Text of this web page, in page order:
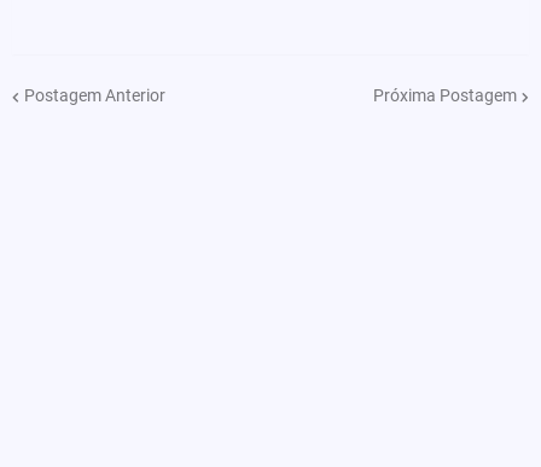
Postagem Anterior Próxima Postagem